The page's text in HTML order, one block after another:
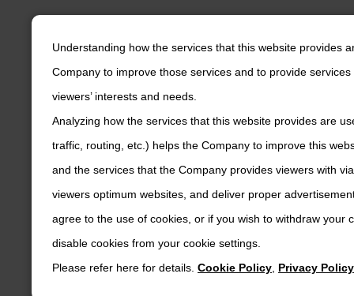
Understanding how the services that this website provides
Company to improve those services and to provide
viewers’ interests and needs.
Analyzing how the services that this website provides are
traffic, routing, etc.) helps the Company to improve this
and the services that the Company provides viewers with
viewers optimum websites, and deliver proper
agree to the use of cookies, or if you wish to withdraw your
disable cookies from your cookie settings.
Please refer here for details. Cookie Policy Privacy Policy